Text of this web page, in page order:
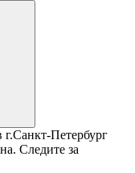
Петербург
Следите за